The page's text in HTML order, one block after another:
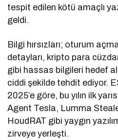
tespit edilen kötü amaçlı
geldi.
Bilgi hırsızları; oturum
detayları, kripto para
gibi hassas bilgileri hedef
ciddi şekilde tehdit ediyor.
2025’e göre, bu yılın ilk
Agent Tesla, Lumma
HoudRAT gibi yaygın
zirveye yerleşti.